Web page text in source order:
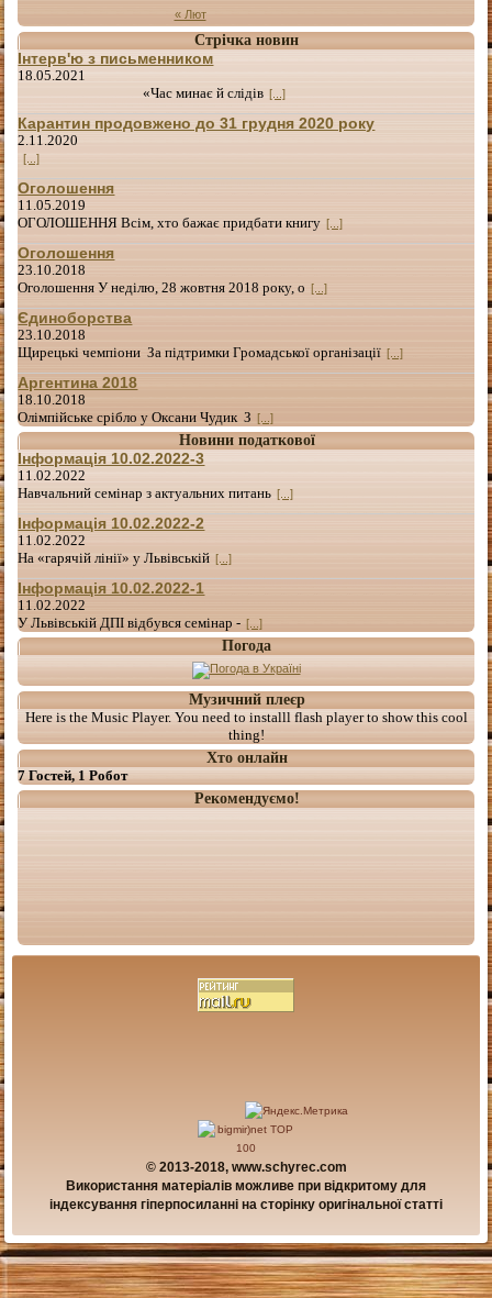
« Лют
Стрічка новин
Інтерв'ю з письменником
18.05.2021
«Час минає й слідів [...]
Карантин продовжено до 31 грудня 2020 року
2.11.2020
[...]
Оголошення
11.05.2019
ОГОЛОШЕННЯ Всім, хто бажає придбати книгу [...]
Оголошення
23.10.2018
Оголошення У неділю, 28 жовтня 2018 року, о [...]
Єдиноборства
23.10.2018
Щирецькі чемпіони За підтримки Громадської організації [...]
Аргентина 2018
18.10.2018
Олімпійське срібло у Оксани Чудик З [...]
Новини податкової
Інформація 10.02.2022-3
11.02.2022
Навчальний семінар з актуальних питань [...]
Інформація 10.02.2022-2
11.02.2022
На «гарячій лінії» у Львівській [...]
Інформація 10.02.2022-1
11.02.2022
У Львівській ДПІ відбувся семінар - [...]
Погода
Музичний плеєр
Here is the Music Player. You need to installl flash player to show this cool
thing!
Хто онлайн
7 Гостей, 1 Робот
Рекомендуємо!
© 2013-2018, www.schyrec.com
Використання матеріалів можливе при відкритому для
індексування гіперпосиланні на сторінку оригінальної статті